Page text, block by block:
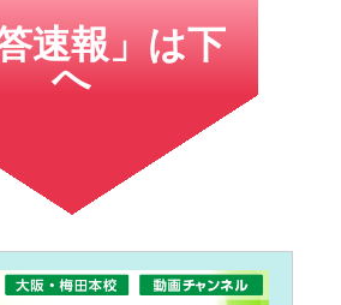
速報」は下
へ